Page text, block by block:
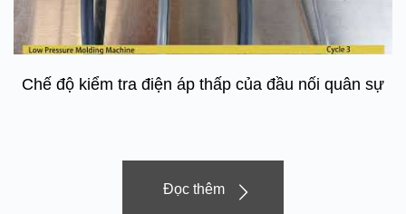
Chế độ kiểm tra điện áp thấp của đầu nối quân sự
Đọc thêm